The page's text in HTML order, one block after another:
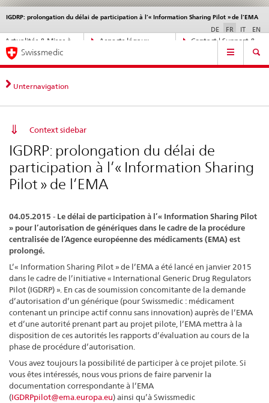
Navigation
directe:
actualités,
juridiques,
Actualités & Mises à
Aspects légaux,
Contact | Support &
IGDRP: prolongation du délai de participation à l’« Information Sharing Pilot » de l’EMA
DE FR IT EN
Service
Navigation
Swissmedic
Unternavigation
Context sidebar
IGDRP: prolongation du délai de
participation à l’« Information Sharing
Pilot » de l’EMA
04.05.2015 - Le délai de participation à l’« Information Sharing Pilot
» pour l’autorisation de génériques dans le cadre de la procédure
centralisée de l’Agence européenne des médicaments (EMA) est
prolongé.
L’« Information Sharing Pilot » de l’EMA a été lancé en janvier 2015
dans le cadre de l’initiative « International Generic Drug Regulators
Pilot (IGDRP) ». En cas de soumission concomitante de la demande
d’autorisation d’un générique (pour Swissmedic : médicament
contenant un principe actif connu sans innovation) auprès de l’EMA
et d’une autorité prenant part au projet pilote, l’EMA mettra à la
disposition de ces autorités les rapports d’évaluation au cours de la
phase de procédure d’autorisation.
Vous avez toujours la possibilité de participer à ce projet pilote. Si
vous êtes intéressés, nous vous prions de faire parvenir la
documentation correspondante à l’EMA
(IGDRPpilot@ema.europa.eu) ainsi qu’à Swissmedic